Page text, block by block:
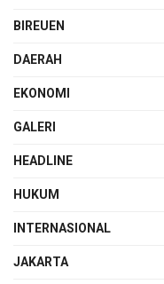
BIREUEN
DAERAH
EKONOMI
GALERI
HEADLINE
HUKUM
INTERNASIONAL
JAKARTA